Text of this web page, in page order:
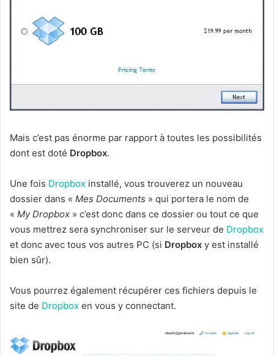
Mais c’est pas énorme par rapport à toutes les possibilités
dont est doté Dropbox.
Une fois Dropbox installé, vous trouverez un nouveau
dossier dans « Mes Documents » qui portera le nom de
« My Dropbox » c’est donc dans ce dossier ou tout ce que
vous mettrez sera synchroniser sur le serveur de Dropbox
et donc avec tous vos autres PC (si Dropbox y est installé
bien sûr).
Vous pourrez également récupérer ces fichiers depuis le
site de Dropbox en vous y connectant.